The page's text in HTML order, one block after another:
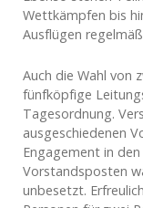
Wettkämpfen bis
Ausflügen
Auch die Wahl von
fünfköpfige
Tagesordnung.
ausgeschiedenen
Engagement in
Vorstandsposten
unbesetzt.